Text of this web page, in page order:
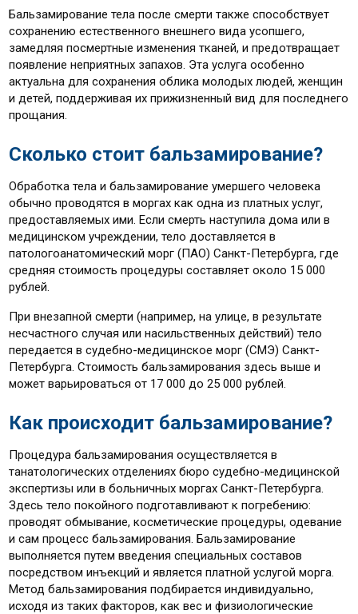
Бальзамирование тела после смерти также способствует
сохранению естественного внешнего вида усопшего,
замедляя посмертные изменения тканей, и предотвращает
появление неприятных запахов. Эта услуга особенно
актуальна для сохранения облика молодых людей, женщин
и детей, поддерживая их прижизненный вид для последнего
прощания.
Сколько стоит бальзамирование?
Обработка тела и бальзамирование умершего человека
обычно проводятся в моргах как одна из платных услуг,
предоставляемых ими. Если смерть наступила дома или в
медицинском учреждении, тело доставляется в
патологоанатомический морг (ПАО) Санкт-Петербурга, где
средняя стоимость процедуры составляет около 15 000
рублей.
При внезапной смерти (например, на улице, в результате
несчастного случая или насильственных действий) тело
передается в судебно-медицинское морг (СМЭ) Санкт-
Петербурга. Стоимость бальзамирования здесь выше и
может варьироваться от 17 000 до 25 000 рублей.
Как происходит бальзамирование?
Процедура бальзамирования осуществляется в
танатологических отделениях бюро судебно-медицинской
экспертизы или в больничных моргах Санкт-Петербурга.
Здесь тело покойного подготавливают к погребению:
проводят обмывание, косметические процедуры, одевание
и сам процесс бальзамирования. Бальзамирование
выполняется путем введения специальных составов
посредством инъекций и является платной услугой морга.
Метод бальзамирования подбирается индивидуально,
исходя из таких факторов, как вес и физиологические